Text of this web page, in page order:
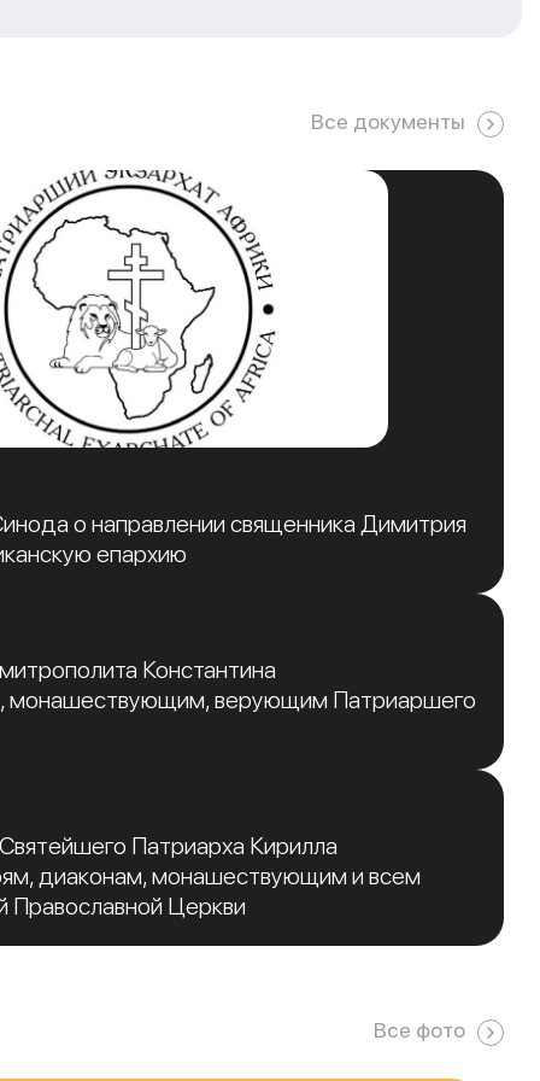
Все документы
о направлении священника Димитрия
епархию
Константина
монашествующим, верующим Патриаршего
Патриарха Кирилла
диаконам, монашествующим и всем
Православной Церкви
Все фото